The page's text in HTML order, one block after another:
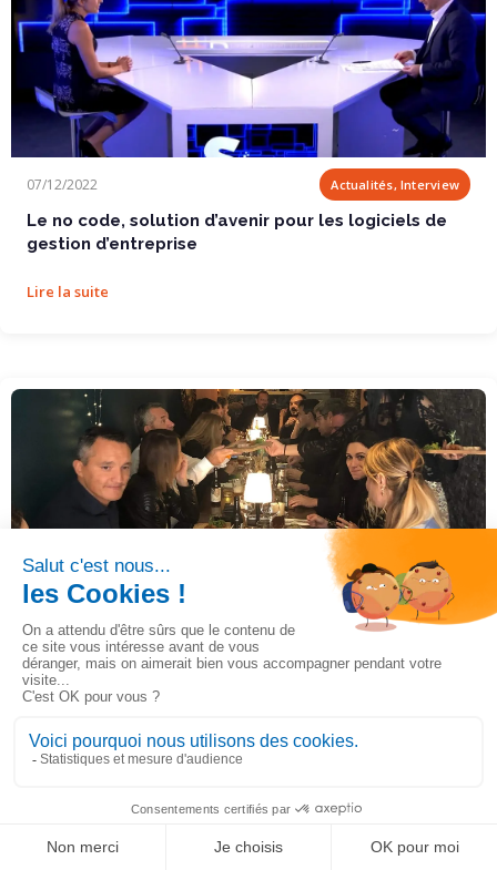
Solution de gestion ultra-personnalisable Ignorer
07/12/2022 Actualités, Interview
Le no code, solution d’avenir pour les logiciels de
gestion d’entreprise
Lire la suite
Journée utilisateur du 04 novembre 2022
Actualités, Evénement
Journée utilisateur du 04 novembre 2022